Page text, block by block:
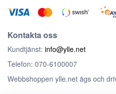
Kontakta oss
Kundtjänst: info@ylle.net
Telefon: 070-6100007
Webbshoppen ylle.net ägs och